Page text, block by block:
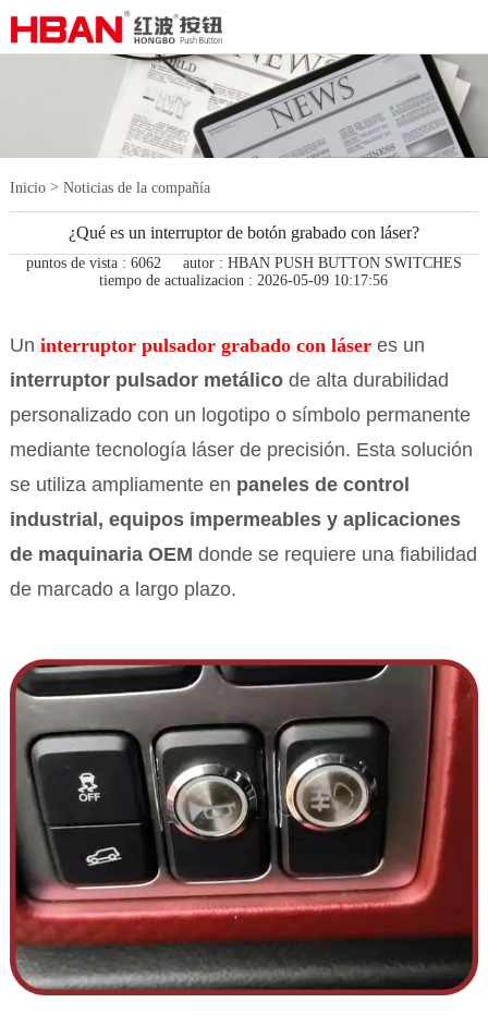
Inicio> Noticias de la compañía
¿Qué es un interruptor de botón grabado con láser?
puntos de vista : 6062
autor : HBAN PUSH BUTTON SWITCHES
tiempo de actualizacion : 2026-05-09 10:17:56
Un interruptor pulsador grabado con láseres un
interruptor pulsador metálicode alta durabilidad
personalizado con un logotipo o símbolo permanente
mediante tecnología láser de precisión. Esta solución
se utiliza ampliamente en paneles de control
industrial, equipos impermeables y aplicaciones
de maquinaria OEM donde se requiere una fiabilidad
de marcado a largo plazo.